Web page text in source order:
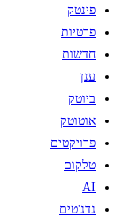
פינטק
פרטיות
חדשות
ענן
ביוטק
אוטוטק
פרויקטים
טלקום
AI
גדג'טים